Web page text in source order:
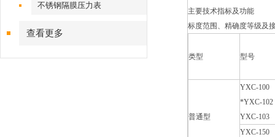
不锈钢隔膜压力表
查看更多
主要技术指标及功能
标度范围、精确度等级及
类型 型号
普通型
YXC-100
*YXC-102
YXC-103
YXC-150